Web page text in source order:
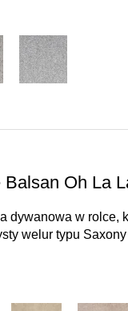
Balsan Oh La
dywanowa w rolce,
welur typu